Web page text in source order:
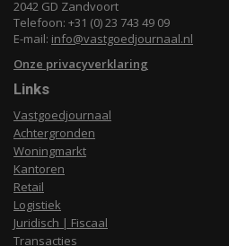
2042 GD Zandvoort
Telefoon: +31 (0) 23 743 49 09
E-mail: info@vastgoedjournaal.nl
Onze privacyverklaring
Links
Vastgoedjournaal
Achtergronden
Woningmarkt
Kantoren
Retail
Logistiek
Juridisch | Fiscaal
Transacties